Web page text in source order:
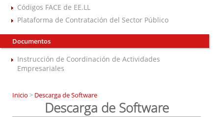
Códigos FACE de EE.LL
Plataforma de Contratación del Sector Público
Documentos
Instrucción de Coordinación de Actividades
Empresariales
Inicio > Descarga de Software
Descarga de Software